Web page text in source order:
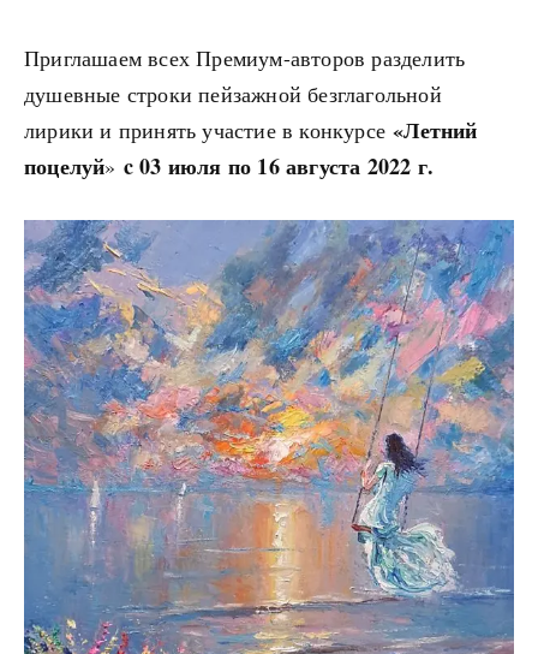
Приглашаем всех Премиум-авторов разделить
душевные строки пейзажной безглагольной
лирики и принять участие в конкурсе«Летний
поцелуй» c 03 июля по 16 августа 2022 г.